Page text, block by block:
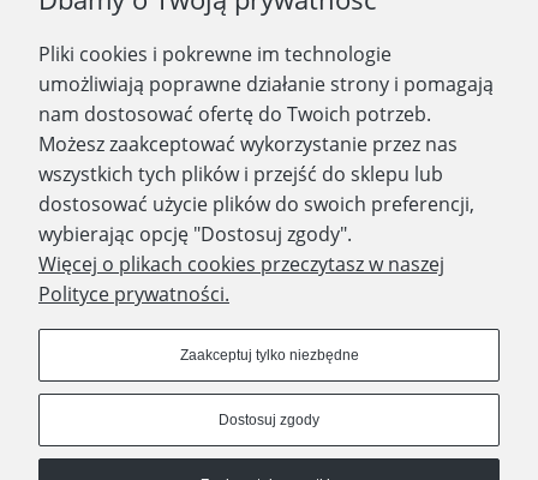
Zapisz się
WYDAWNICTWO PROMIC
PRODUKTY
Prawa autorskie © 2023 - Wydawnictwo PROMIC
Pliki cookies i pokrewne im technologie
umożliwiają poprawne działanie strony i pomagają
nam dostosować ofertę do Twoich potrzeb.
Możesz zaakceptować wykorzystanie przez nas
wszystkich tych plików i przejść do sklepu lub
dostosować użycie plików do swoich preferencji,
wybierając opcję "Dostosuj zgody".
Więcej o plikach cookies przeczytasz w naszej
Polityce prywatności.
Zaakceptuj tylko niezbędne
Dostosuj zgody